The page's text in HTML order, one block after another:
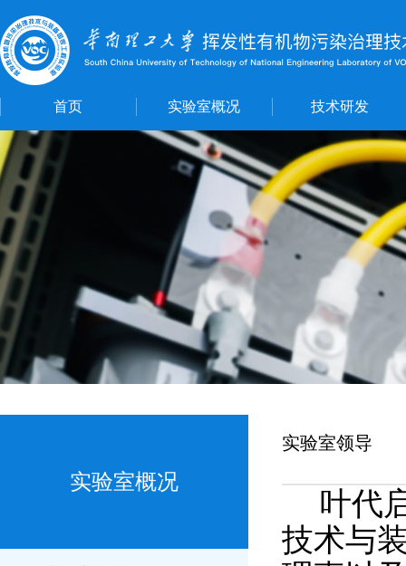
首页 实验室概况 技术研发
实验室概况
实验室领导
叶代
技术与